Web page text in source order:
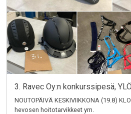
3. Ravec Oy:n konkurssipesä,
NOUTOPÄIVÄ KESKIVIIKKONA (19.8)
hevosen hoitotarvikkeet ym.